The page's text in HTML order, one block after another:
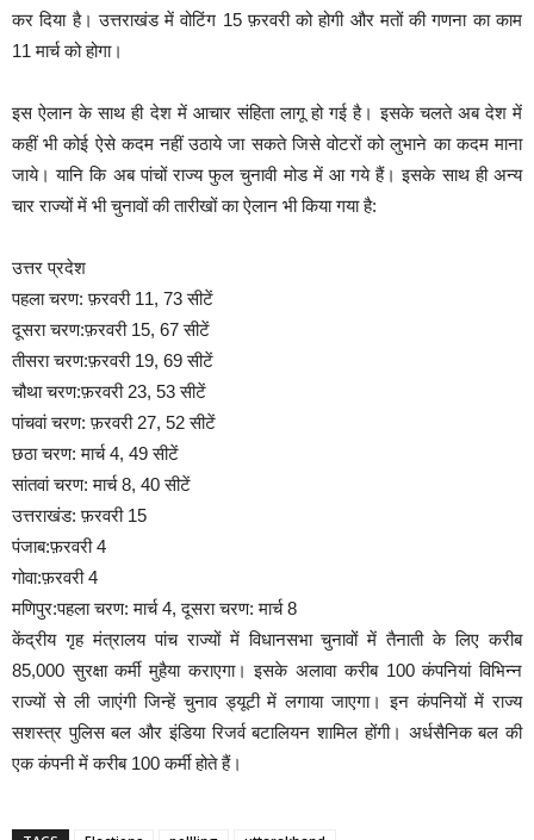
कर दिया है। उत्तराखंड में वोटिंग 15 फ़रवरी को होगी और मतों की गणना का काम
11 मार्च को होगा।
इस ऐलान के साथ ही देश में आचार संहिता लागू हो गई है। इसके चलते अब देश में
कहीं भी कोई ऐसे कदम नहीं उठाये जा सकते जिसे वोटरों को लुभाने का कदम माना
जाये। यानि कि अब पांचों राज्य फुल चुनावी मोड में आ गये हैं। इसके साथ ही अन्य
चार राज्यों में भी चुनावों की तारीखों का ऐलान भी किया गया है:
उत्तर प्रदेश
पहला चरण: फ़रवरी 11, 73 सीटें
दूसरा चरण:फ़रवरी 15, 67 सीटें
तीसरा चरण:फ़रवरी 19, 69 सीटें
चौथा चरण:फ़रवरी 23, 53 सीटें
पांचवां चरण: फ़रवरी 27, 52 सीटें
छठा चरण: मार्च 4, 49 सीटें
सांतवां चरण: मार्च 8, 40 सीटें
उत्तराखंड: फ़रवरी 15
पंजाब:फ़रवरी 4
गोवा:फ़रवरी 4
मणिपुर:पहला चरण: मार्च 4, दूसरा चरण: मार्च 8
केंद्रीय गृह मंत्रालय पांच राज्यों में विधानसभा चुनावों में तैनाती के लिए करीब
85,000 सुरक्षा कर्मी मुहैया कराएगा। इसके अलावा करीब 100 कंपनियां विभिन्न
राज्यों से ली जाएंगी जिन्हें चुनाव ड्यूटी में लगाया जाएगा। इन कंपनियों में राज्य
सशस्त्र पुलिस बल और इंडिया रिजर्व बटालियन शामिल होंगी। अर्धसैनिक बल की
एक कंपनी में करीब 100 कर्मी होते हैं।